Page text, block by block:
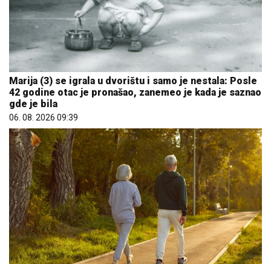
Marija (3) se igrala u dvorištu i samo je nestala: Posle
42 godine otac je pronašao, zanemeo je kada je saznao
gde je bila
06. 08. 2026 09:39